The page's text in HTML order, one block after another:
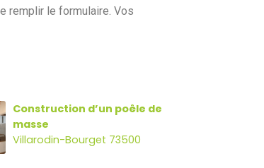
remplir le formulaire. Vos
Construction d’un poêle de
masse
Villarodin-Bourget 73500